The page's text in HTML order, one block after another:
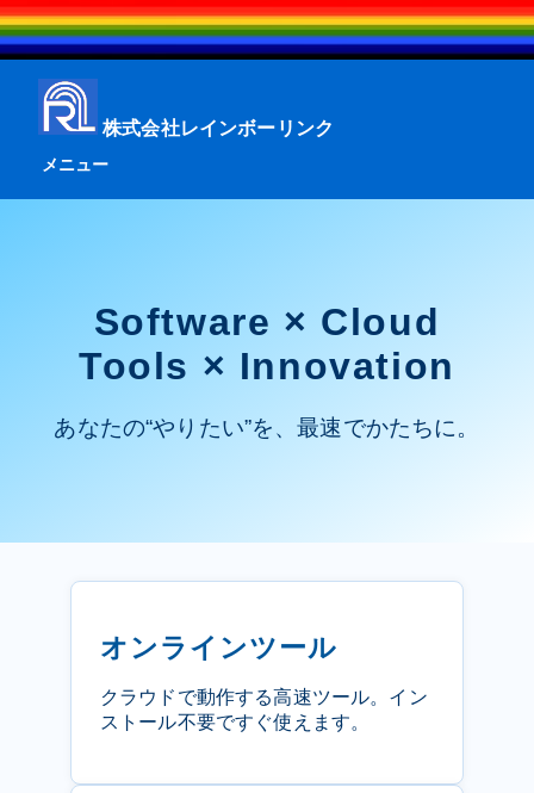
株式会社レインボーリンク
メニュー
Software × Cloud
Tools × Innovation
あなたの“やりたい”を、最速でかたちに。
オンラインツール
クラウドで動作する高速ツール。イン
ストール不要ですぐ使えます。